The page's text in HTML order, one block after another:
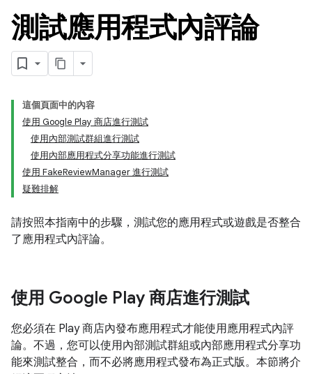
測試應用程式內評論
這個頁面中的內容
使用 Google Play 商店進行測試
使用內部測試群組進行測試
使用內部應用程式分享功能進行測試
使用 FakeReviewManager 進行測試
疑難排解
請按照本指南中的步驟，測試您的應用程式或遊戲是否整合
了應用程式內評論。
使用 Google Play 商店進行測試
您必須在 Play 商店內發布應用程式才能使用應用程式內評
論。不過，您可以使用內部測試群組或內部應用程式分享功
能來測試整合，而不必將應用程式發布為正式版。本節將介